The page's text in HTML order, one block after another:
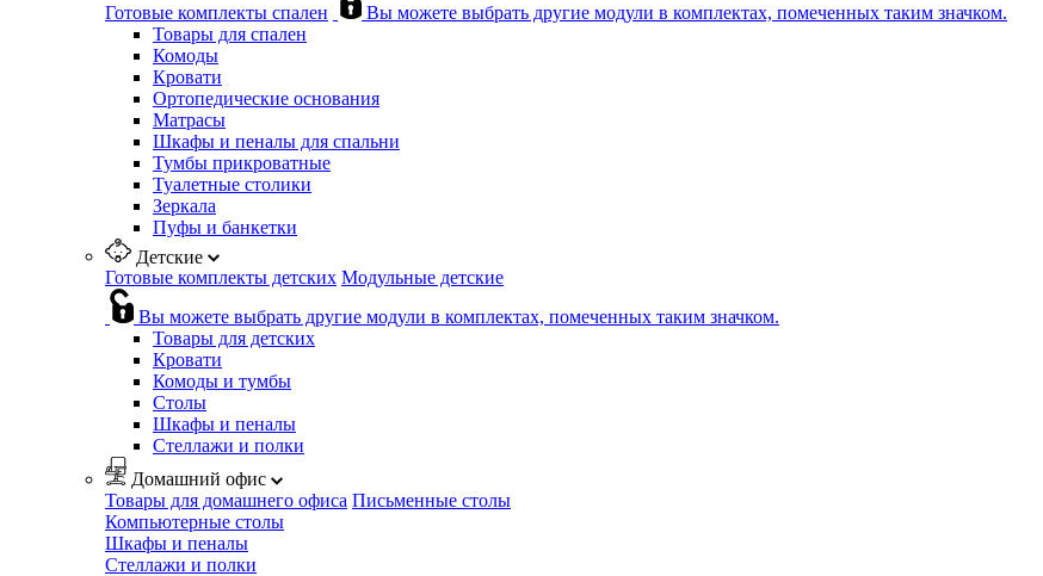
Готовые комплекты спален
Вы можете выбрать другие модули в комплектах, помеченных таким значком.
Товары для спален
Комоды
Кровати
Ортопедические основания
Матрасы
Шкафы и пеналы для спальни
Тумбы прикроватные
Туалетные столики
Зеркала
Пуфы и банкетки
Детские
Готовые комплекты детских Модульные детские
Вы можете выбрать другие модули в комплектах, помеченных таким значком.
Товары для детских
Кровати
Комоды и тумбы
Столы
Шкафы и пеналы
Стеллажи и полки
Домашний офис
Товары для домашнего офиса Письменные столы
Компьютерные столы
Шкафы и пеналы
Стеллажи и полки